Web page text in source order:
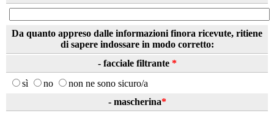
Da quanto appreso dalle informazioni finora ricevute, ritiene
di sapere indossare in modo corretto:
- facciale filtrante *
sì
no
non ne sono sicuro/a
- mascherina*